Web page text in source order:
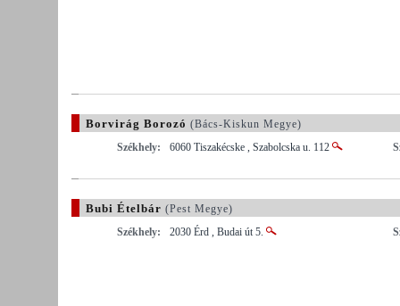
Borvirág Borozó (Bács-Kiskun Megye)
Székhely:
6060 Tiszakécske , Szabolcska u. 112
Bubi Ételbár (Pest Megye)
Székhely:
2030 Érd , Budai út 5.